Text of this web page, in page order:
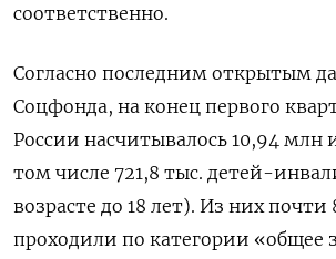
соответственно.
Согласно последним открытым
Соцфонда, на конец первого
России насчитывалось 10,94 млн
том числе 721,8 тыс. детей-
возрасте до 18 лет). Из них
проходили по категории «общее